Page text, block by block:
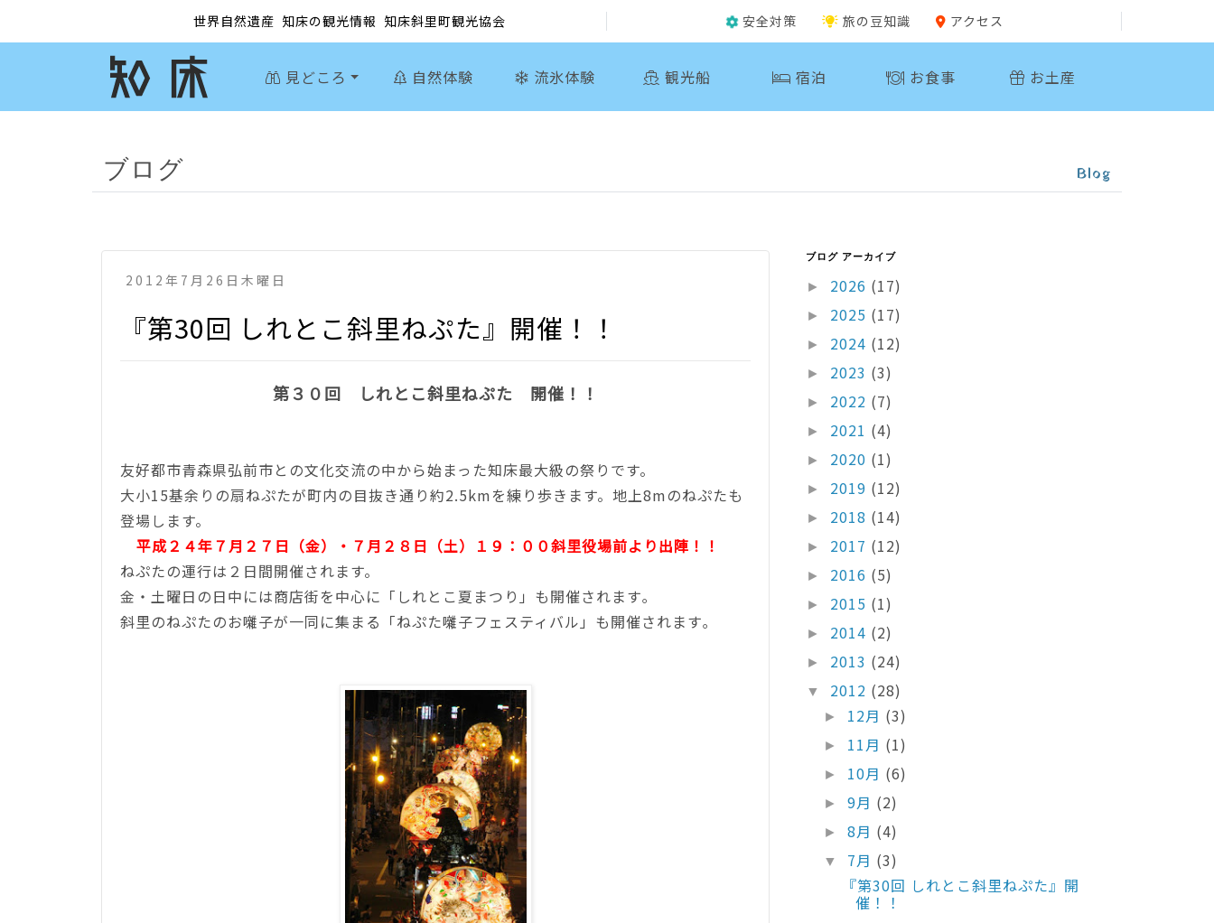
世界自然遺産 知床の観光情報 知床斜里町観光協会 安全対策 旅の豆知識 アクセス
見どころ 自然体験 流氷体験 観光船 宿泊 お食事 お土産
ブログ Blog
2012年7月26日木曜日
『第30回 しれとこ斜里ねぷた』開催！！
第３０回 しれとこ斜里ねぷた 開催！！
友好都市青森県弘前市との文化交流の中から始まった知床最大級の祭りです。
大小15基余りの扇ねぷたが町内の目抜き通り約2.5kmを練り歩きます。地上8mのねぷたも
登場します。
平成２４年７月２７日（金）・７月２８日（土）１９：００斜里役場前より出陣！！
ねぷたの運行は２日間開催されます。
金・土曜日の日中には商店街を中心に「しれとこ夏まつり」も開催されます｡
斜里のねぷたのお囃子が一同に集まる「ねぷた囃子フェスティバル」も開催されます｡
ブログ アーカイブ
► 2026 (17)
► 2025 (17)
► 2024 (12)
► 2023 (3)
► 2022 (7)
► 2021 (4)
► 2020 (1)
► 2019 (12)
► 2018 (14)
► 2017 (12)
► 2016 (5)
► 2015 (1)
► 2014 (2)
► 2013 (24)
▼ 2012 (28)
► 12月 (3)
► 11月 (1)
► 10月 (6)
►9月 (2)
►8月 (4)
▼ 7月 (3)
『第30回 しれとこ斜里ねぷた』開
催！！